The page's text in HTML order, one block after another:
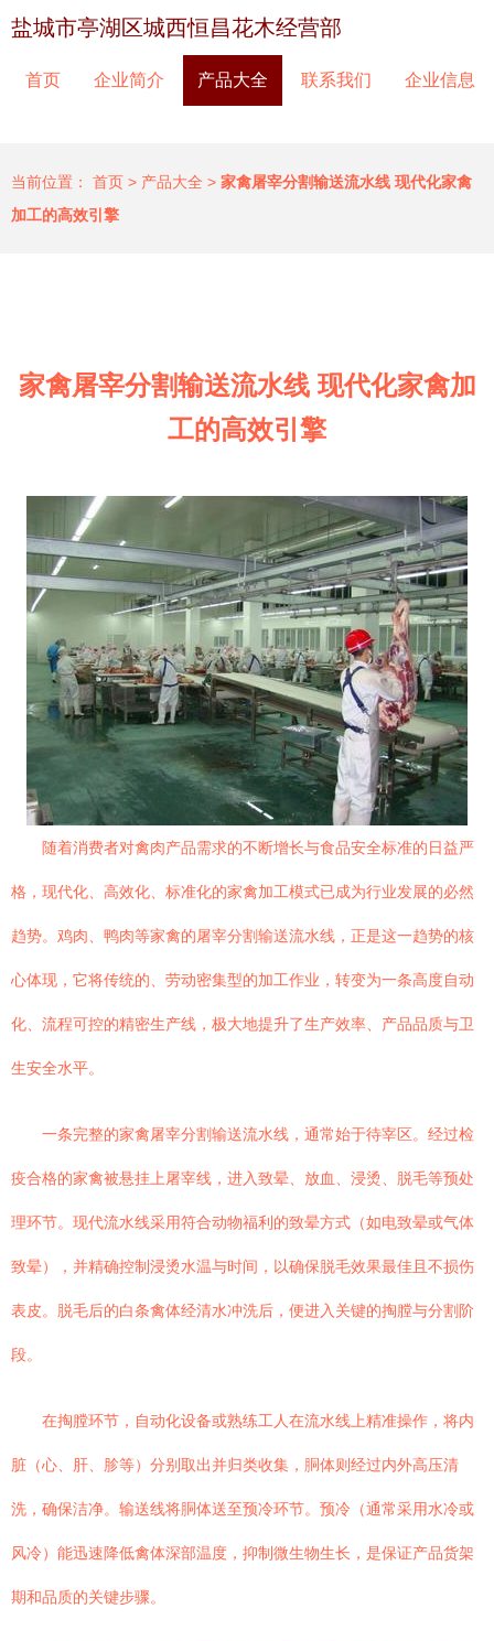
盐城市亭湖区城西恒昌花木经营部
首页 企业简介 产品大全 联系我们 企业信息
当前位置： 首页 > 产品大全 > 家禽屠宰分割输送流水线 现代化家禽
加工的高效引擎
家禽屠宰分割输送流水线 现代化家禽加
工的高效引擎
随着消费者对禽肉产品需求的不断增长与食品安全标准的日益严
格，现代化、高效化、标准化的家禽加工模式已成为行业发展的必然
趋势。鸡肉、鸭肉等家禽的屠宰分割输送流水线，正是这一趋势的核
心体现，它将传统的、劳动密集型的加工作业，转变为一条高度自动
化、流程可控的精密生产线，极大地提升了生产效率、产品品质与卫
生安全水平。
一条完整的家禽屠宰分割输送流水线，通常始于待宰区。经过检
疫合格的家禽被悬挂上屠宰线，进入致晕、放血、浸烫、脱毛等预处
理环节。现代流水线采用符合动物福利的致晕方式（如电致晕或气体
致晕），并精确控制浸烫水温与时间，以确保脱毛效果最佳且不损伤
表皮。脱毛后的白条禽体经清水冲洗后，便进入关键的掏膛与分割阶
段。
在掏膛环节，自动化设备或熟练工人在流水线上精准操作，将内
脏（心、肝、胗等）分别取出并归类收集，胴体则经过内外高压清
洗，确保洁净。输送线将胴体送至预冷环节。预冷（通常采用水冷或
风冷）能迅速降低禽体深部温度，抑制微生物生长，是保证产品货架
期和品质的关键步骤。